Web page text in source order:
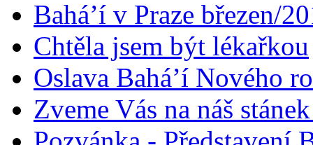
Bahá’í v Praze březen/
Chtěla jsem být lékařkou
Oslava Bahá’í Nového
Zveme Vás na náš